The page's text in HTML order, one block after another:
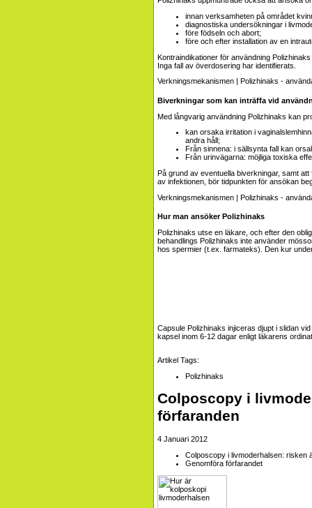
innan verksamheten på området
diagnostiska undersökningar i
före födseln och abort;
före och efter installation av en
Kontraindikationer för användning
Inga fall av överdosering har identifierats.
Biverkningar som kan inträffa vid
Med långvarig användning Polizhinaks kan
kan orsaka irritation i
andra håll;
Från sinnena: i sällsynta fall kan
Från urinvägarna: möjliga toxiska
På grund av eventuella biverkningar, samt
av infektionen, bör tidpunkten för ansökan
Hur man ansöker Polizhinaks
Polizhinaks utse en läkare, och efter den
behandlings Polizhinaks inte använder
hos spermier (t.ex. farmateks). Den kur
Capsule Polizhinaks injiceras djupt i slidan
kapsel inom 6-12 dagar enligt läkarens
Artikel Tags:
Polizhinaks
Colposcopy i
förfaranden
4 Januari 2012
Colposcopy i livmoderhalsen: risken
Genomföra förfarandet